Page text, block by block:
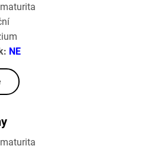
NE